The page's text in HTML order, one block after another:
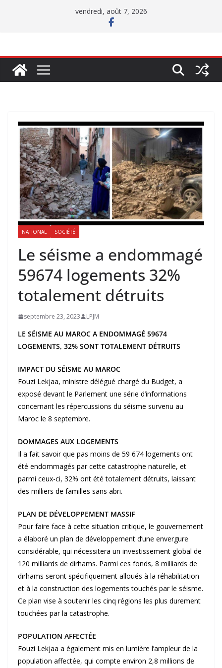
vendredi, août 7, 2026
NATIONAL SOCIÉTÉ
Le séisme a endommagé
59674 logements 32%
totalement détruits
septembre 23, 2023 LPJM
LE SÉISME AU MAROC A ENDOMMAGÉ 59674
LOGEMENTS, 32% SONT TOTALEMENT DÉTRUITS
IMPACT DU SÉISME AU MAROC
Fouzi Lekjaa, ministre délégué chargé du Budget, a
exposé devant le Parlement une série d’informations
concernant les répercussions du séisme survenu au
Maroc le 8 septembre.
DOMMAGES AUX LOGEMENTS
Il a fait savoir que pas moins de 59 674 logements ont
été endommagés par cette catastrophe naturelle, et
parmi ceux-ci, 32% ont été totalement détruits, laissant
des milliers de familles sans abri.
PLAN DE DÉVELOPPEMENT MASSIF
Pour faire face à cette situation critique, le gouvernement
a élaboré un plan de développement d’une envergure
considérable, qui nécessitera un investissement global de
120 milliards de dirhams. Parmi ces fonds, 8 milliards de
dirhams seront spécifiquement alloués à la réhabilitation
et à la construction des logements touchés par le séisme.
Ce plan vise à soutenir les cinq régions les plus durement
touchées par la catastrophe.
POPULATION AFFECTÉE
Fouzi Lekjaa a également mis en lumière l’ampleur de la
population affectée, qui compte environ 2,8 millions de